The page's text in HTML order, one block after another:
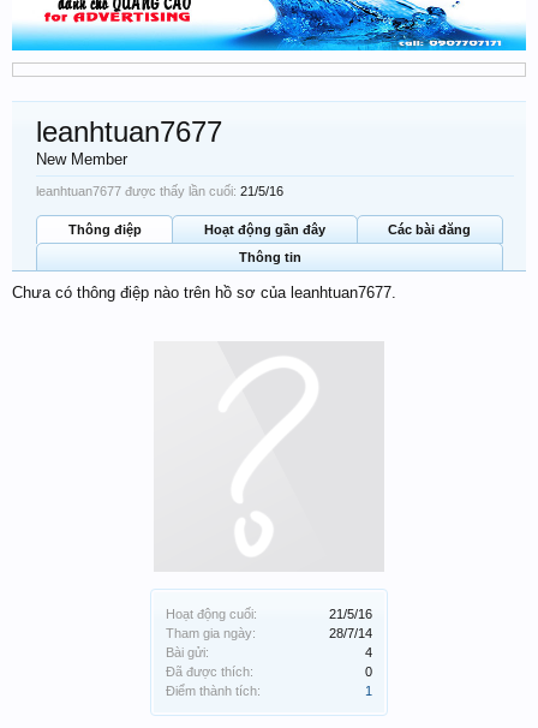
Hoạt động cuối:
21/5/16
Tham gia ngày:
28/7/14
Bài gửi:
4
Đã được thích:
0
Điểm thành tích:
1
leanhtuan7677
New Member
leanhtuan7677 được thấy lần cuối: 21/5/16
Thông điệp Hoạt động gần đây
Các bài đăng
Thông tin
Chưa có thông điệp nào trên hồ sơ của leanhtuan7677.